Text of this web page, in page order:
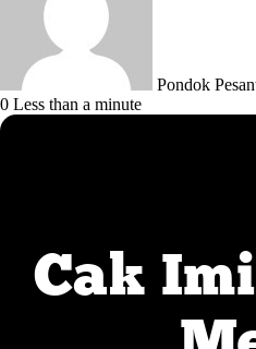
Pondok
0 Less than a minute